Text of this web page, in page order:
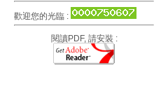
歡迎您的光臨 :
閱讀PDF, 請安裝 :